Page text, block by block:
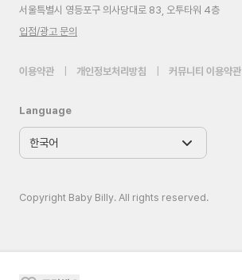
서울특별시 영등포구 의사당대로 83, 오투타워 4층
입점/광고 문의
이용약관 개인정보처리방침 커뮤니티 이용약관
Language
Copyright Baby Billy. All rights reserved.